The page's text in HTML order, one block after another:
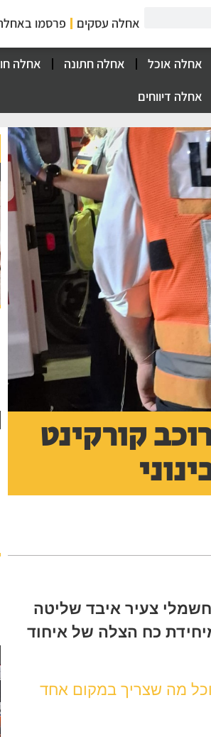
אחלה עסקים פרסמו
אחלה אוכל אחלה חתונה אחלה
אחלה דיווחים
בבית שמש נער בן 17 רוכב קורקינט
צעיר איבד שליטה
כח הצלה של איחוד
וכל מה שצריך במקום אחד